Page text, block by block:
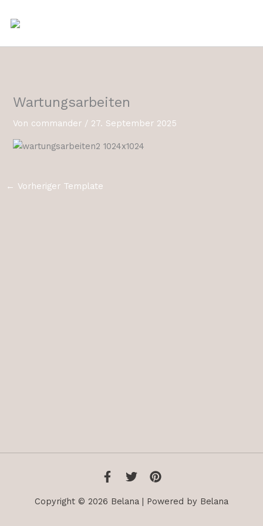
Inhalt
Wartungsarbeiten
Von commander / 27. September 2025
← Vorheriger Template
Copyright © 2026 Belana | Powered by Belana